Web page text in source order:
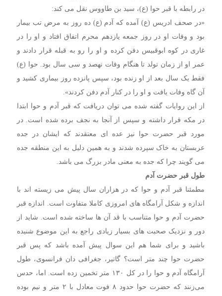
در رابطه با قبر حوا (ع)، سید بن طاووس نقل می کند:
«در صحف ادریس (ع) آمده که آدم (ع) ده روز به مرض تب بیمار
بود و وفات او در روز جمعه یازدهم محرم اتفاق افتاد و او را در
غاری در کوه ابوقبیس دفن کرده و او را رو به قبله قرار دادند و
عمر او از زمان تولد تا هنگام وفات نهصد و سی سال بود. حوا (ع)
فقط یک سال بعد از او زنده بود، سپس پانزده روز بیماری کشید و
آن‌ گاه وفات یافت و او را در کنار آدم دفن کردند».
از این روایات گفته شده می توان دریافت که قبر آدم و حوا ابتدا
در مکه قرار داشته و سپس از آنجا به نجف برده شده است. در
مورد قبر حضرت حوا نیز عده ای معتقدند که ایشان در جده
عربستان به خاک سپرده شدند و به همین دلیل به این منطقه جده
می گویند چرا که جده به معنی مادر بزرگ می باشد.
طول قبر حضرت آدم
مطمئنا قبر آدم و حوا که در هزاران سال پیش می زیسته اند با
اندازه و شکل آرامگاه های امروزی کاملا متفاوت است. اندازه قبر
حضرت آدم و حوا متناسب با قد آن‌ ها ساخته شده است. شاید از
دور و نزدیک صحبت های بسیار زیادی راجع به این موضوع شنیده
باشید و برای شما هم این سوال پیش آمده باشد که پس قبر
حضرت حوا چند متر است؟ گاتیر، جغرافی دان فرانسوی، طول
آرامگاه آدم و حوا را در کل ۱۳۰ متر تخمین زده است. اما، حدس
می‌زنند که حضرت حوا حدود ۸ فوت معادل با ۲ متر و نیم بوده